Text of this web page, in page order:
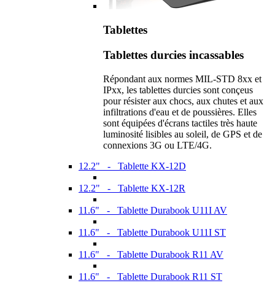
Tablettes
Tablettes durcies incassables
Répondant aux normes MIL-STD 8xx et
IPxx, les tablettes durcies sont conçeus
pour résister aux chocs, aux chutes et aux
infiltrations d'eau et de poussières. Elles
sont équipées d'écrans tactiles très haute
luminosité lisibles au soleil, de GPS et de
connexions 3G ou LTE/4G.
12.2" - Tablette KX-12D
12.2" - Tablette KX-12R
11.6" - Tablette Durabook U11I AV
11.6" - Tablette Durabook U11I ST
11.6" - Tablette Durabook R11 AV
11.6" - Tablette Durabook R11 ST